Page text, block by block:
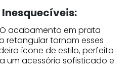
O acabamento em prata
retangular tornam esses
ícone de estilo, perfeito
um acessório sofisticado e